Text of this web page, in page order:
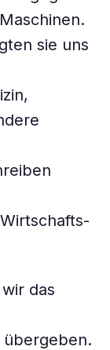
sie uns
das